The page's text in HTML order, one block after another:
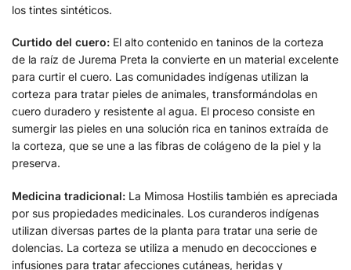
los tintes sintéticos.
Curtido del cuero: El alto contenido en taninos de la corteza
de la raíz de Jurema Preta la convierte en un material excelente
para curtir el cuero. Las comunidades indígenas utilizan la
corteza para tratar pieles de animales, transformándolas en
cuero duradero y resistente al agua. El proceso consiste en
sumergir las pieles en una solución rica en taninos extraída de
la corteza, que se une a las fibras de colágeno de la piel y la
preserva.
Medicina tradicional: La Mimosa Hostilis también es apreciada
por sus propiedades medicinales. Los curanderos indígenas
utilizan diversas partes de la planta para tratar una serie de
dolencias. La corteza se utiliza a menudo en decocciones e
infusiones para tratar afecciones cutáneas, heridas y